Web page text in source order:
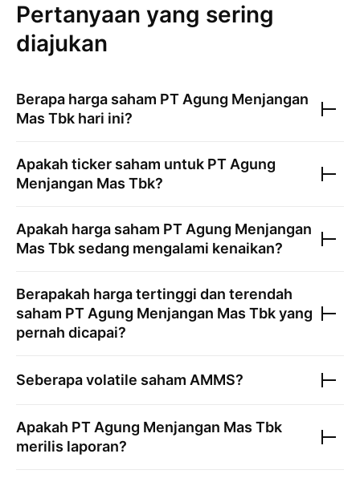
Pertanyaan yang sering
diajukan
Berapa harga saham PT Agung Menjangan
Mas Tbk hari ini?
Apakah ticker saham untuk PT Agung
Menjangan Mas Tbk?
Apakah harga saham PT Agung Menjangan
Mas Tbk sedang mengalami kenaikan?
Berapakah harga tertinggi dan terendah
saham PT Agung Menjangan Mas Tbkyang
pernah dicapai?
Seberapa volatile saham AMMS?
Apakah PT Agung Menjangan Mas Tbk
merilis laporan?